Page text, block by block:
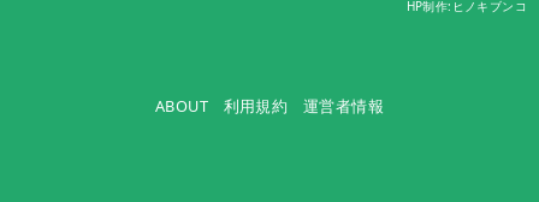
HP制作:ヒノキブンコ
ABOUT 利用規約 運営者情報